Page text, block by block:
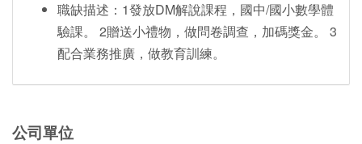
職缺描述：1發放DM解說課程，國中/國小數學體
驗課。 2贈送小禮物，做問卷調查，加碼獎金。 3
配合業務推廣，做教育訓練。
公司單位